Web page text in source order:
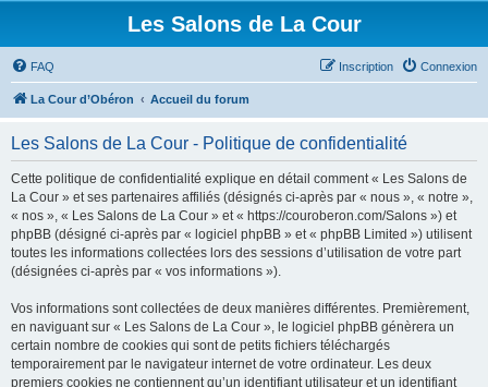
Les Salons de La Cour
FAQ Connexion
Inscription
La Cour d’Obéron Accueil du forum
Les Salons de La Cour - Politique de confidentialité
Cette politique de confidentialité explique en détail comment « Les Salons de
La Cour » et ses partenaires affiliés (désignés ci-après par « nous », « notre »,
« nos », « Les Salons de La Cour » et « https://couroberon.com/Salons ») et
phpBB (désigné ci-après par « logiciel phpBB » et « phpBB Limited ») utilisent
toutes les informations collectées lors des sessions d’utilisation de votre part
(désignées ci-après par « vos informations »).
Vos informations sont collectées de deux manières différentes. Premièrement,
en naviguant sur « Les Salons de La Cour », le logiciel phpBB génèrera un
certain nombre de cookies qui sont de petits fichiers téléchargés
temporairement par le navigateur internet de votre ordinateur. Les deux
premiers cookies ne contiennent qu’un identifiant utilisateur et un identifiant